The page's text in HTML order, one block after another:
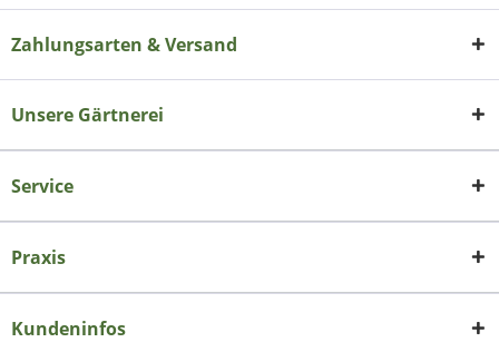
Zahlungsarten & Versand
Unsere Gärtnerei
Service
Praxis
Kundeninfos